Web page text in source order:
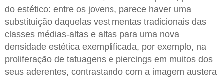
do estético: entre os jovens, parece haver uma
substituição daquelas vestimentas tradicionais das
classes médias-altas e altas para uma nova
densidade estética exemplificada, por exemplo, na
proliferação de tatuagens e piercings em muitos dos
seus aderentes, contrastando com a imagem austera